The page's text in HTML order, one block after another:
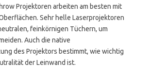
Projektoren arbeiten am besten mit
Sehr helle Laserprojektoren
feinkörnigen Tüchern, um
Auch die native
des Projektors bestimmt, wie wichtig
der Leinwand ist.